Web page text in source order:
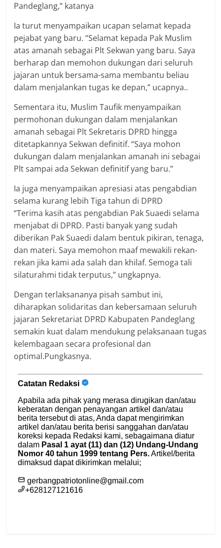
Pandeglang,” katanya
Ia turut menyampaikan ucapan selamat kepada
pejabat yang baru. “Selamat kepada Pak Muslim
atas amanah sebagai Plt Sekwan yang baru. Saya
berharap dan memohon dukungan dari seluruh
jajaran untuk bersama-sama membantu beliau
dalam menjalankan tugas ke depan,” ucapnya..
Sementara itu, Muslim Taufik menyampaikan
permohonan dukungan dalam menjalankan
amanah sebagai Plt Sekretaris DPRD hingga
ditetapkannya Sekwan definitif. “Saya mohon
dukungan dalam menjalankan amanah ini sebagai
Plt sampai ada Sekwan definitif yang baru.”
Ia juga menyampaikan apresiasi atas pengabdian
selama kurang lebih Tiga tahun di DPRD
“Terima kasih atas pengabdian Pak Suaedi selama
menjabat di DPRD. Pasti banyak yang sudah
diberikan Pak Suaedi dalam bentuk pikiran, tenaga,
dan materi. Saya memohon maaf mewakili rekan-
rekan jika kami ada salah dan khilaf. Semoga tali
silaturahmi tidak terputus,” ungkapnya.
Dengan terlaksananya pisah sambut ini,
diharapkan solidaritas dan kebersamaan seluruh
jajaran Sekretariat DPRD Kabupaten Pandeglang
semakin kuat dalam mendukung pelaksanaan tugas
kelembagaan secara profesional dan
optimal.Pungkasnya.